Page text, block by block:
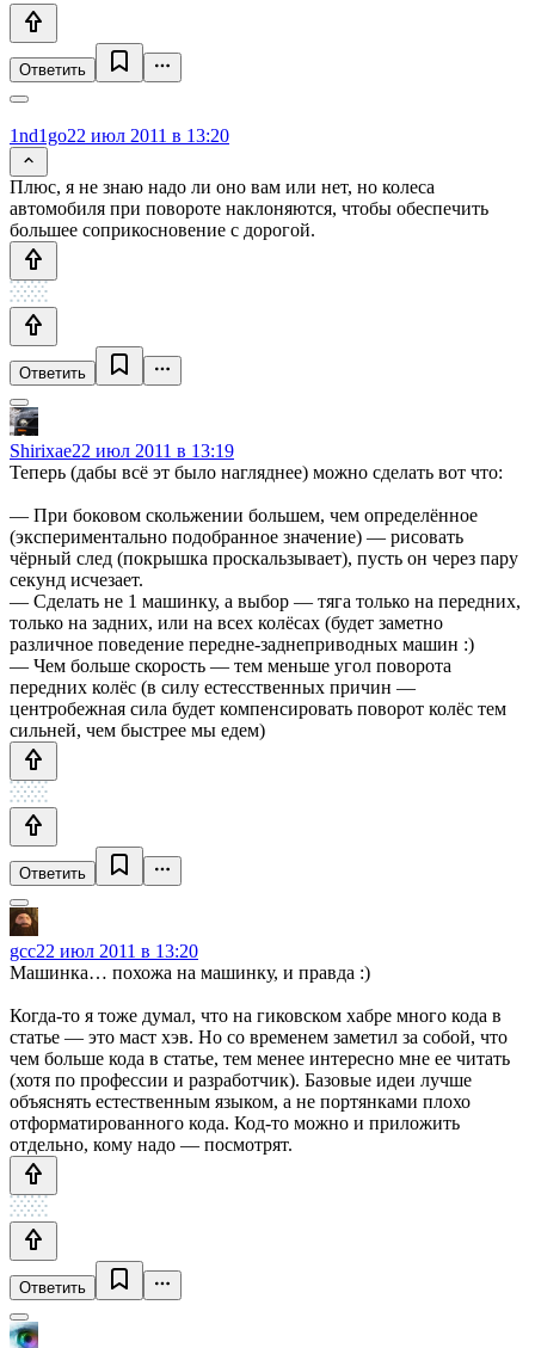
Ответить
1nd1go22 июл 2011 в 13:20
Плюс, я не знаю надо ли оно вам или нет, но колеса
автомобиля при повороте наклоняются, чтобы обеспечить
большее соприкосновение с дорогой.
Ответить
Shirixae22 июл 2011 в 13:19
Теперь (дабы всё эт было нагляднее) можно сделать вот что:
— При боковом скольжении большем, чем определённое
(экспериментально подобранное значение) — рисовать
чёрный след (покрышка проскальзывает), пусть он через пару
секунд исчезает.
— Сделать не 1 машинку, а выбор — тяга только на передних,
только на задних, или на всех колёсах (будет заметно
различное поведение передне-заднеприводных машин :)
— Чем больше скорость — тем меньше угол поворота
передних колёс (в силу естесственных причин —
центробежная сила будет компенсировать поворот колёс тем
сильней, чем быстрее мы едем)
Ответить
gcc22 июл 2011 в 13:20
Машинка… похожа на машинку, и правда :)
Когда-то я тоже думал, что на гиковском хабре много кода в
статье — это маст хэв. Но со временем заметил за собой, что
чем больше кода в статье, тем менее интересно мне ее читать
(хотя по профессии и разработчик). Базовые идеи лучше
объяснять естественным языком, а не портянками плохо
отформатированного кода. Код-то можно и приложить
отдельно, кому надо — посмотрят.
Ответить